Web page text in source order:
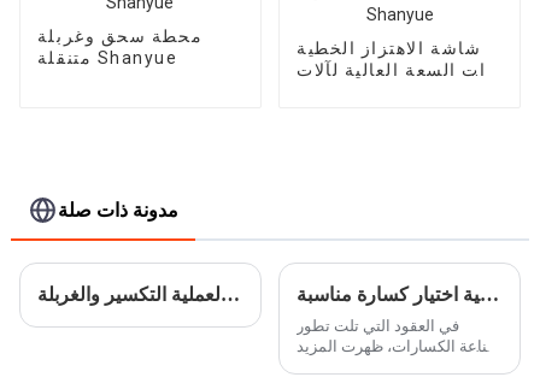
محطة سحق وغربلة
متنقلة Shanyue
شاشة الاهتزاز الخطية
ذات السعة العالية لآلات
مدونة ذات صلة
مفاهيم عامة لعملية التكسير والغربلة كيفية اختيار كسارة مناسبة
في العقود التي تلت تطور
صناعة الكسارات، ظهرت المزيد